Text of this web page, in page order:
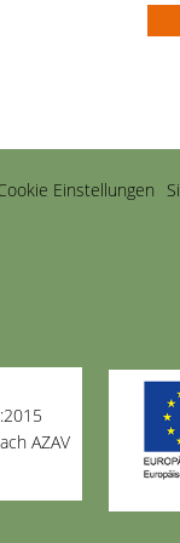
Einstellungen
AZAV